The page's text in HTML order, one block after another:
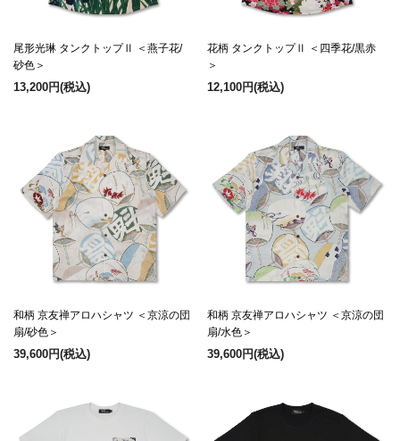
尾形光琳 タンクトップⅡ ＜燕子花/
砂色＞
13,200円(税込)
花柄 タンクトップⅡ ＜四季花/黒赤
＞
12,100円(税込)
和柄 京友禅アロハシャツ ＜京涼の団
扇/砂色＞
39,600円(税込)
和柄 京友禅アロハシャツ ＜京涼の団
扇/水色＞
39,600円(税込)